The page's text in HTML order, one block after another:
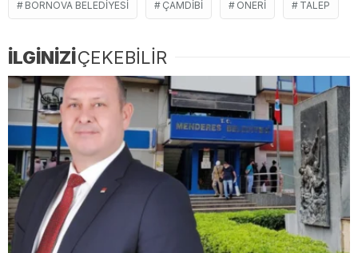
BORNOVA BELEDIYESI ÇAMDIBI ÖNERI TALEP
İLGİNİZİÇEKEBİLİR